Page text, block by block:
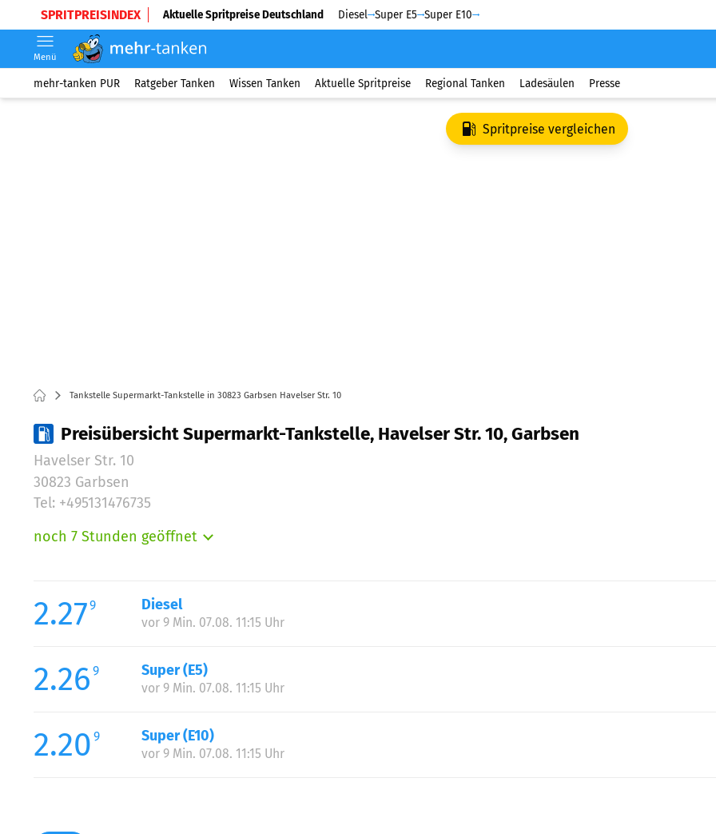
SPRITPREISINDEX Aktuelle Spritpreise Deutschland Diesel Super E5 Super E10
Menü
mehr-tanken PUR Ratgeber Tanken Wissen Tanken Aktuelle Spritpreise Regional Tanken Ladesäulen Presse
Spritpreise vergleichen
Tankstelle Supermarkt-Tankstelle in 30823 Garbsen Havelser Str. 10
Preisübersicht Supermarkt-Tankstelle, Havelser Str. 10, Garbsen
Havelser Str. 10
30823 Garbsen
Tel: +495131476735
noch 7 Stunden geöffnet
Mittwoch:
Donnerstag:
Samstag:
2.279 Diesel
vor 9 Min. 07.08. 11:15 Uhr
2.26 9 Super (E5)
vor 9 Min. 07.08. 11:15 Uhr
2.20 9 Super (E10)
vor 9 Min. 07.08. 11:15 Uhr